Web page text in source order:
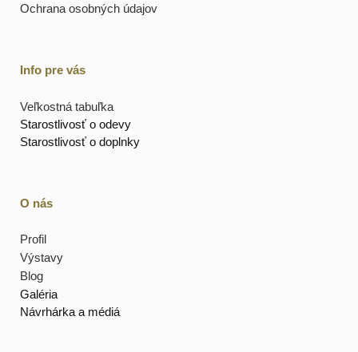
Ochrana osobných údajov
Info pre vás
Veľkostná tabuľka
Starostlivosť o odevy
Starostlivosť o doplnky
O nás
Profil
Výstavy
Blog
Galéria
Návrhárka a médiá